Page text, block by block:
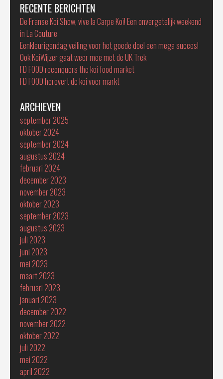
RECENTE BERICHTEN
De Franse Koi Show, vive la Carpe Koï! Een onvergetelijk weekend
in La Couture
Eenkleurigendag veiling voor het goede doel een mega succes!
Ook KoiWijzer gaat weer mee met de UK Trek
FD FOOD reconquers the koi food market
FD FOOD herovert de koi voer markt
ARCHIEVEN
september 2025
oktober 2024
september 2024
augustus 2024
februari 2024
december 2023
november 2023
oktober 2023
september 2023
augustus 2023
juli 2023
juni 2023
mei 2023
maart 2023
februari 2023
januari 2023
december 2022
november 2022
oktober 2022
juli 2022
mei 2022
april 2022